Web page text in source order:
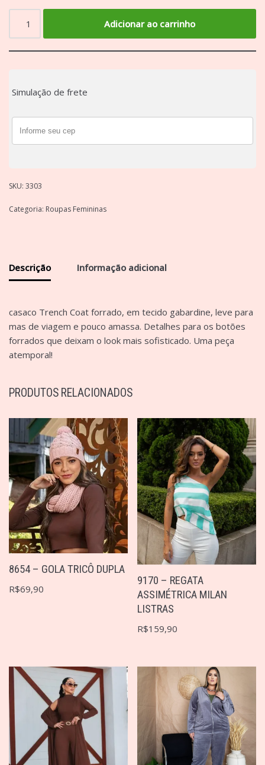
Adicionar ao carrinho
Simulação de frete
SKU: 3303
Categoria: Roupas Femininas
Descrição Informação adicional
casaco Trench Coat forrado, em tecido gabardine, leve para
mas de viagem e pouco amassa. Detalhes para os botões
forrados que deixam o look mais sofisticado. Uma peça
atemporal!
PRODUTOS RELACIONADOS
8654 – GOLA TRICÔ DUPLA
R$69,90
9170 – REGATA
ASSIMÉTRICA MILAN
LISTRAS
R$159,90